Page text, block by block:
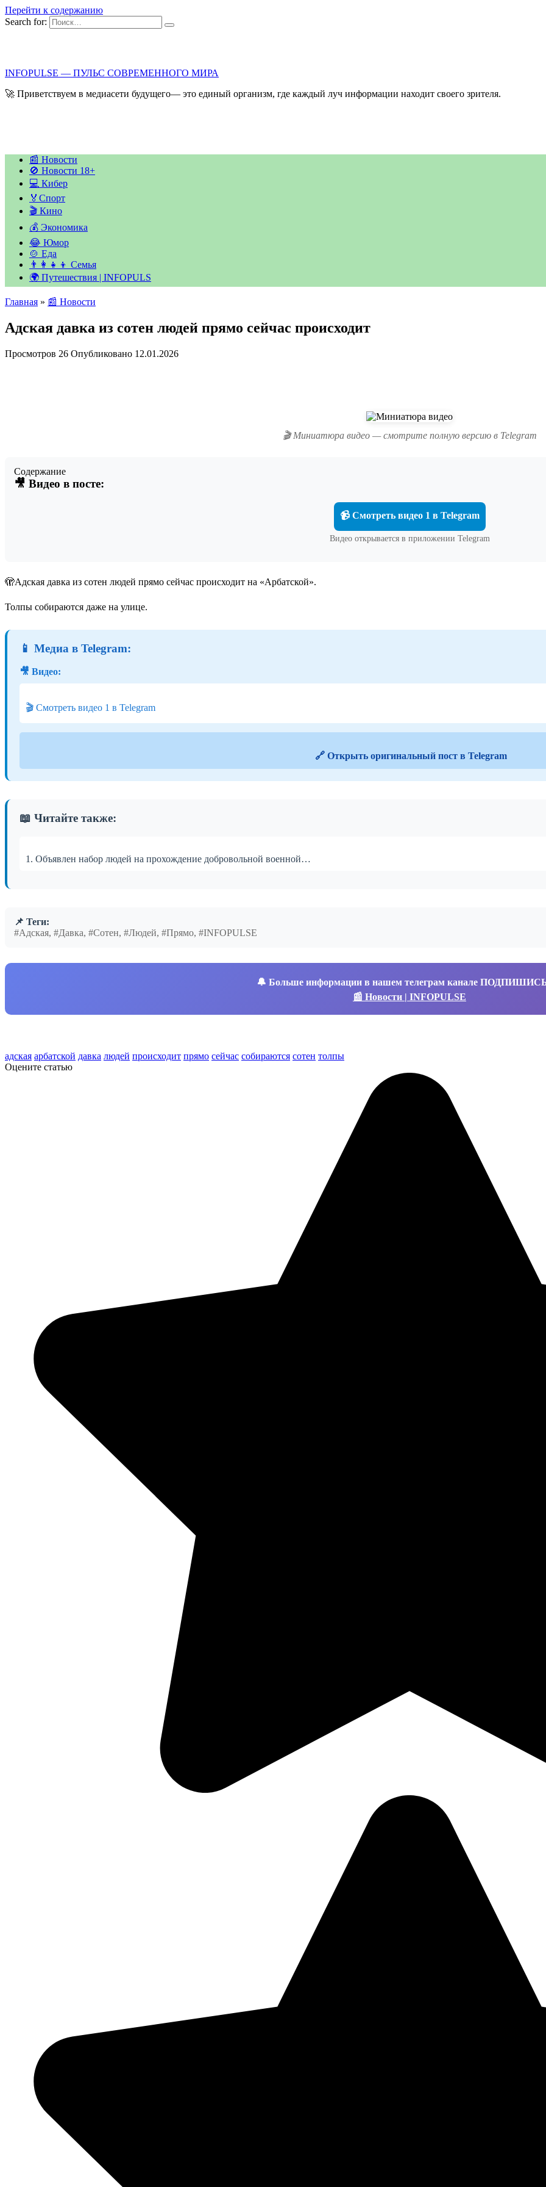
Перейти к содержанию
Search for:
INFOPULSE — ПУЛЬС СОВРЕМЕННОГО МИРА
🚀 Приветствуем в медиасети будущего— это единый организм, где каждый луч информации находит своего зрителя.
📰 Новости
🚫 Новости 18+
💻 Кибер
🏅Спорт
🎬 Кино
💰 Экономика
😂 Юмор
🍲 Еда
👨‍👩‍👧‍👦 Семья
🌍 Путешествия | INFOPULS
Главная » 📰 Новости
Адская давка из сотен людей прямо сейчас происходит
Просмотров 26 Опубликовано 12.01.2026
🎬 Миниатюра видео — смотрите полную версию в Telegram
Содержание
🎥 Видео в посте:
📹 Смотреть видео 1 в Telegram
Видео открывается в приложении Telegram
🫣Адская давка из сотен людей прямо сейчас происходит на «Арбатской».
Толпы собираются даже на улице.
📱 Медиа в Telegram:
🎥 Видео:
🎬 Смотреть видео 1 в Telegram
🔗 Открыть оригинальный пост в Telegram
📖 Читайте также:
1. Объявлен набор людей на прохождение добровольной военной…
📌 Теги:
#Адская, #Давка, #Сотен, #Людей, #Прямо, #INFOPULSE
🔔 Больше информации в нашем телеграм канале
📰 Новости | INFOPULSE
адская арбатской давка людей происходит прямо сейчас собираются сотен толпы
Оцените статью